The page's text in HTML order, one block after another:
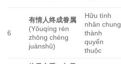
6
有情人终成眷属
(Yǒuqíng rén
zhōng chéng
juànshǔ)
Hữu tình
nhân chung
thành
quyến
thuộc